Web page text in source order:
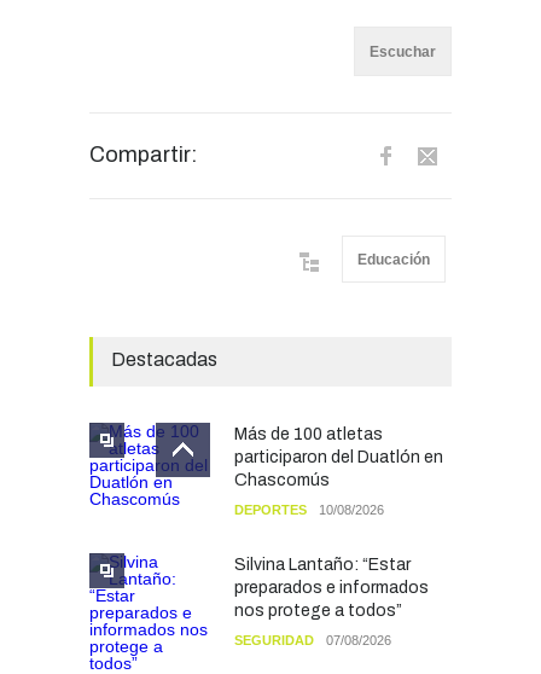
Escuchar
Compartir:
Educación
Destacadas
Más de 100 atletas
participaron del Duatlón en
Chascomús
DEPORTES 10/08/2026
Silvina Lantaño: “Estar
preparados e informados
nos protege a todos”
SEGURIDAD 07/08/2026